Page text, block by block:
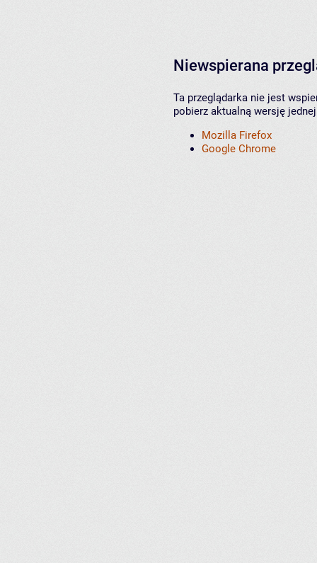
Niewspierana
Ta przeglądarka nie jest
pobierz aktualną wersję
Mozilla Firefox
Google Chrome